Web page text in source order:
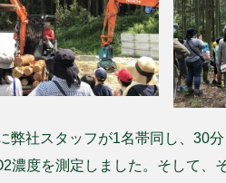
弊社スタッフが1名帯同し、30
濃度を測定しました。そして、